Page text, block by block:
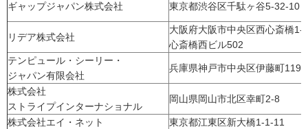
ギャップジャパン株式会社 東京都渋谷区千駄ヶ谷5-32-10
リデア株式会社
大阪府大阪市中央区西心斎橋
心斎橋西ビル502
テンピュール・シーリー・
ジャパン有限会社
兵庫県神戸市中央区伊藤町119
株式会社
ストライプインターナショナル
岡山県岡山市北区幸町2-8
株式会社エイ・ネット
東京都江東区新大橋1-1-11